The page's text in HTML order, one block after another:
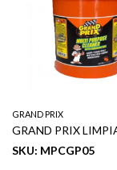
GRAND PRIX
SKU: MPCGP05